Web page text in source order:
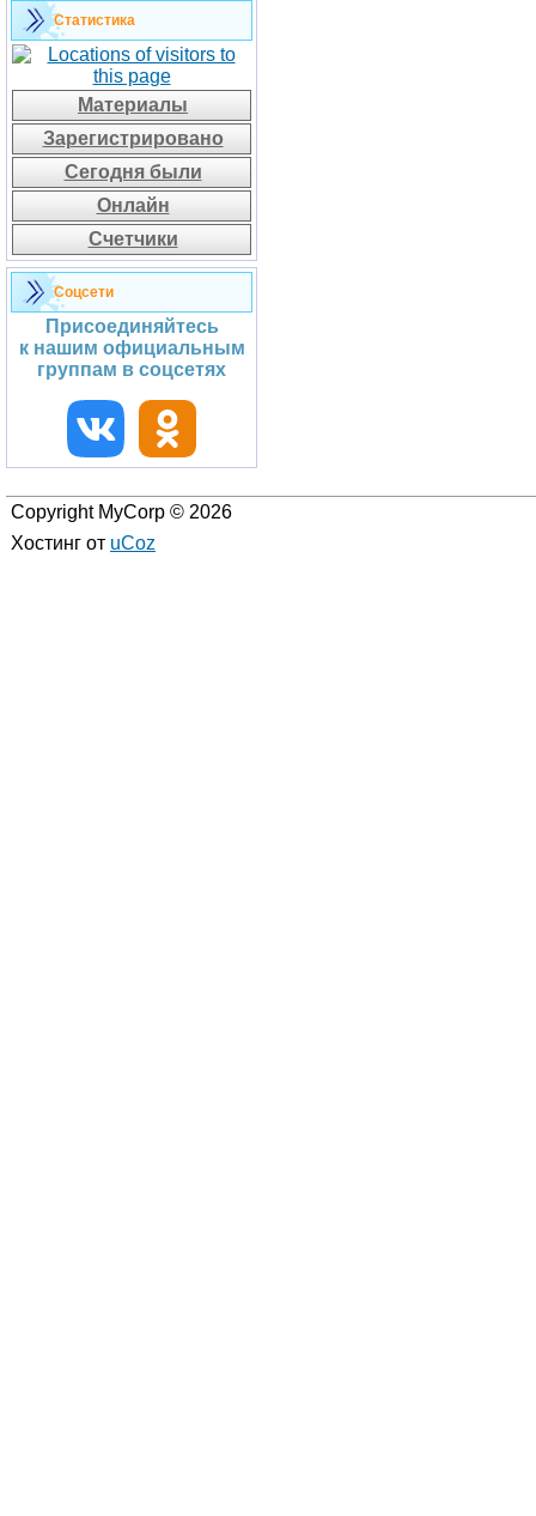
Статистика
Материалы
Зарегистрировано
Сегодня были
Онлайн
Счетчики
Соцсети
Присоединяйтесь
к нашим официальным
группам в соцсетях
Copyright MyCorp © 2026
Хостинг от uCoz